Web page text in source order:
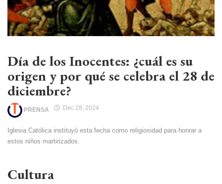
Día de los Inocentes: ¿cuál es su
origen y por qué se celebra el 28 de
diciembre?
PRENSA Dec 28, 2024
Iglesia Católica instituyó esta fecha como religiosidad para honrar a
estos niños martirizados.
Cultura